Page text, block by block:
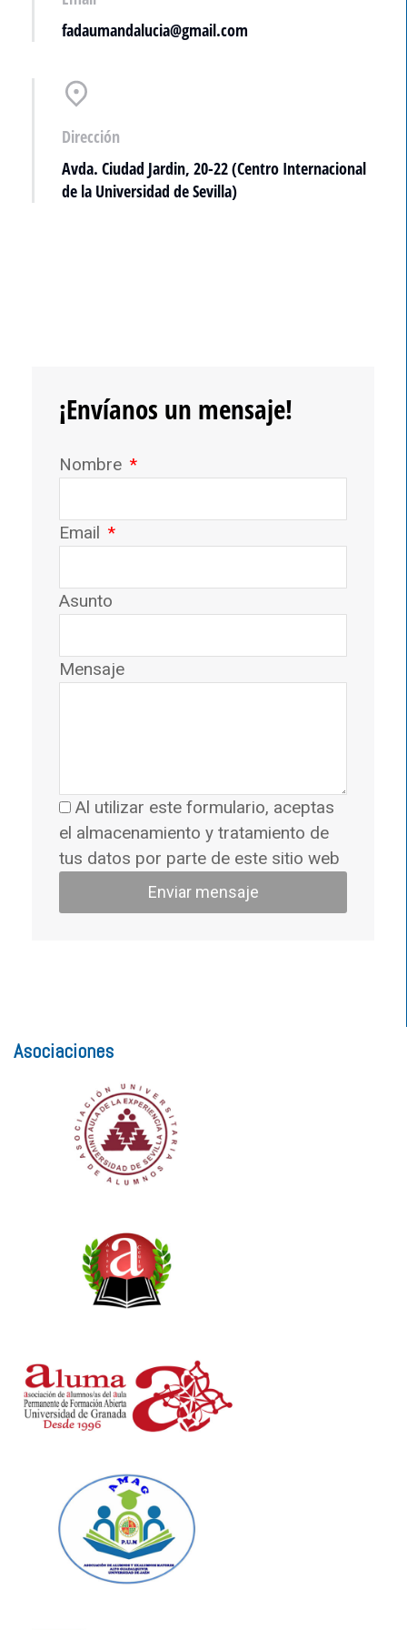
fadaumandalucia@gmail.com
Dirección
Avda. Ciudad Jardin, 20-22 (Centro Internacional
de la Universidad de Sevilla)
¡Envíanos un mensaje!
Nombre
Email
Asunto
Mensaje
Al utilizar este formulario, aceptas
el almacenamiento y tratamiento de
tus datos por parte de este sitio web
Enviar mensaje
Asociaciones